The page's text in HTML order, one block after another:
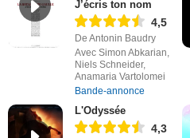
J’écris ton nom
4,5
De Antonin Baudry
Avec Simon Abkarian,
Niels Schneider,
Anamaria Vartolomei
Bande-annonce
L'Odyssée
4,3